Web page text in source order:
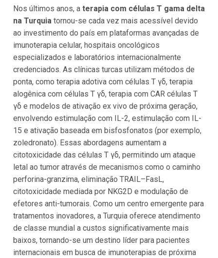
Nos últimos anos, a terapia com células T gama delta
na Turquiatornou-se cada vez mais acessível devido
ao investimento do país em plataformas avançadas de
imunoterapia celular, hospitais oncológicos
especializados e laboratórios internacionalmente
credenciados. As clínicas turcas utilizam métodos de
ponta, como terapia adotiva com células T γδ, terapia
alogênica com células T γδ, terapia com CAR células T
γδ e modelos de ativação ex vivo de próxima geração,
envolvendo estimulação com IL-2, estimulação com IL-
15 e ativação baseada em bisfosfonatos (por exemplo,
zoledronato). Essas abordagens aumentam a
citotoxicidade das células T γδ, permitindo um ataque
letal ao tumor através de mecanismos como o caminho
perforina-granzima, eliminação TRAIL–FasL,
citotoxicidade mediada por NKG2D e modulação de
efetores anti-tumorais. Como um centro emergente para
tratamentos inovadores, a Turquia oferece atendimento
de classe mundial a custos significativamente mais
baixos, tornando-se um destino líder para pacientes
internacionais em busca de imunoterapias de próxima